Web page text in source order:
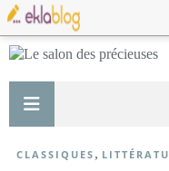
CLASSIQUES ,